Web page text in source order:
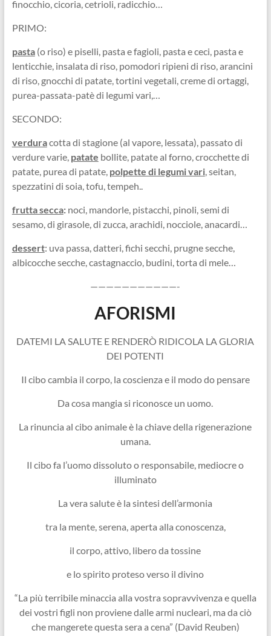
finocchio, cicoria, cetrioli, radicchio…
PRIMO:
pasta(o riso) e piselli, pasta e fagioli, pasta e ceci, pasta e
lenticchie, insalata di riso, pomodori ripieni di riso, arancini
di riso, gnocchi di patate, tortini vegetali, creme di ortaggi,
purea-passata-patè di legumi vari,…
SECONDO:
verduracotta di stagione (al vapore, lessata), passato di
verdure varie, patate bollite, patate al forno, crocchette di
patate, purea di patate, polpette di legumi vari, seitan,
spezzatini di soia, tofu, tempeh..
frutta secca: noci, mandorle, pistacchi, pinoli, semi di
sesamo, di girasole, di zucca, arachidi, nocciole, anacardi…
dessert: uva passa, datteri, fichi secchi, prugne secche,
albicocche secche, castagnaccio, budini, torta di mele…
———————————-
AFORISMI
DATEMI LA SALUTE E RENDERÒ RIDICOLA LA GLORIA
DEI POTENTI
Il cibo cambia il corpo, la coscienza e il modo do pensare
Da cosa mangia si riconosce un uomo.
La rinuncia al cibo animale è la chiave della rigenerazione
umana.
Il cibo fa l’uomo dissoluto o responsabile, mediocre o
illuminato
La vera salute è la sintesi dell’armonia
tra la mente, serena, aperta alla conoscenza,
il corpo, attivo, libero da tossine
e lo spirito proteso verso il divino
“La più terribile minaccia alla vostra sopravvivenza e quella
dei vostri figli non proviene dalle armi nucleari, ma da ciò
che mangerete questa sera a cena” (David Reuben)